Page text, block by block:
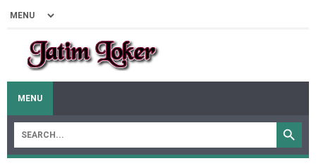
MENU